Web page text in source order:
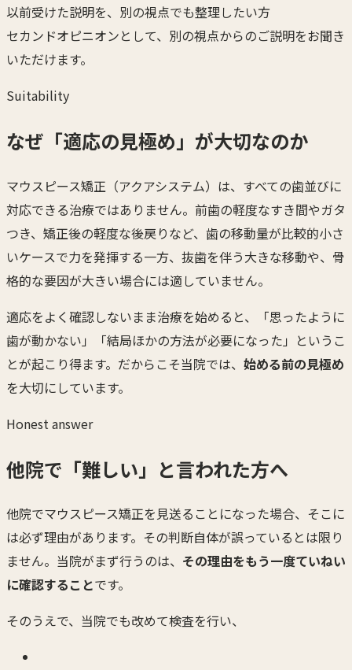
以前受けた説明を、別の視点でも整理したい方
セカンドオピニオンとして、別の視点からのご説明をお聞き
いただけます。
Suitability
なぜ「適応の見極め」が大切なのか
マウスピース矯正（アクアシステム）は、すべての歯並びに
対応できる治療ではありません。前歯の軽度なすき間やガタ
つき、矯正後の軽度な後戻りなど、歯の移動量が比較的小さ
いケースで力を発揮する一方、抜歯を伴う大きな移動や、骨
格的な要因が大きい場合には適していません。
適応をよく確認しないまま治療を始めると、「思ったように
歯が動かない」「結局ほかの方法が必要になった」というこ
とが起こり得ます。だからこそ当院では、 始める前の見極め
を大切にしています。
Honest answer
他院で「難しい」と言われた方へ
他院でマウスピース矯正を見送ることになった場合、そこに
は必ず理由があります。その判断自体が誤っているとは限り
ません。当院がまず行うのは、 その理由をもう一度ていねい
に確認することです。
そのうえで、当院でも改めて検査を行い、